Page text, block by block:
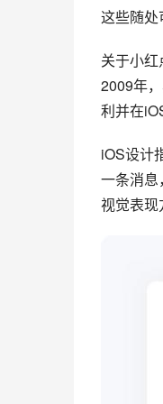
这些随处
关于小
2009年，
利并在
iOS设计
一条消
视觉表现